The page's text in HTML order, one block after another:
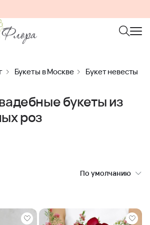
Букеты в Москве Букет невесты
букеты из
роз
По умолчанию